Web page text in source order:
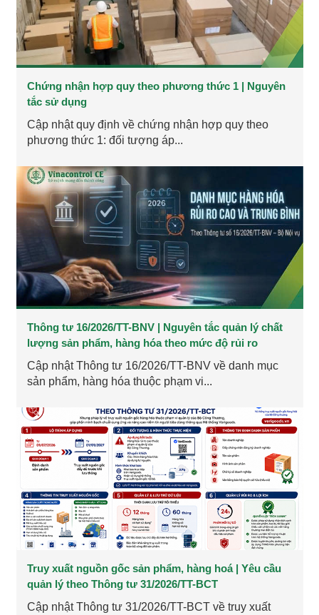
Chứng nhận hợp quy theo phương thức 1 | Nguyên
tắc sử dụng
Cập nhật quy định về chứng nhận hợp quy theo
phương thức 1: đối tượng áp...
Thông tư 16/2026/TT-BNV | Nguyên tắc quản lý chất
lượng sản phẩm, hàng hóa theo mức độ rủi ro
Cập nhật Thông tư 16/2026/TT-BNV về danh mục
sản phẩm, hàng hóa thuộc phạm vi...
Truy xuất nguồn gốc sản phẩm, hàng hoá | Yêu cầu
quản lý theo Thông tư 31/2026/TT-BCT
Cập nhật Thông tư 31/2026/TT-BCT về truy xuất